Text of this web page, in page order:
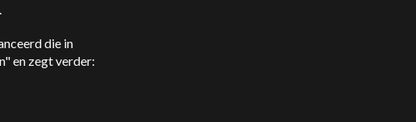
die in
en zegt verder: